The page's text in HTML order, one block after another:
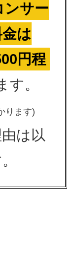
ンサー
は
円程
す。
ります)
は以